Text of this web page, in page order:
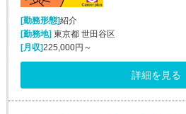
[勤務形態]紹介
[勤務地] 東京都 世田谷区
[月収]225,000円～
詳細を見る